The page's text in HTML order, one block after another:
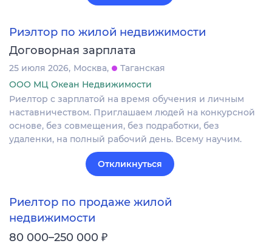
Риэлтор по жилой недвижимости
Договорная зарплата
25 июля 2026 Москва
Таганская
ООО МЦ Океан Недвижимости
Риелтор с зарплатой на время обучения и личным
наставничеством. Приглашаем людей на конкурсной
основе, без совмещения, без подработки, без
удаленки, на полный рабочий день. Всему научим.
Откликнуться
Риелтор по продаже жилой
недвижимости
80 000–250 000 ₽